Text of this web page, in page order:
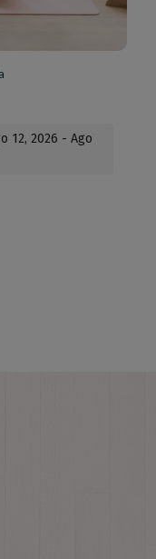
12, 2026 - Ago